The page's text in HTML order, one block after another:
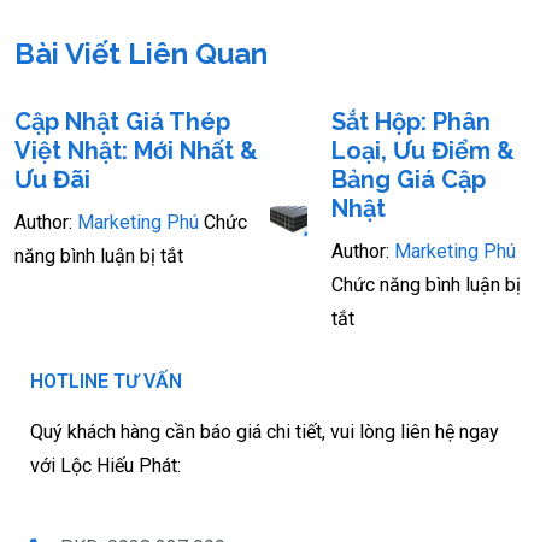
Bài Viết Liên Quan
Cập Nhật Giá Thép
Việt Nhật: Mới Nhất &
Ưu Đãi
Author: Marketing Phú Chức
năng bình luận bị tắt
Sắt Hộp: Phân
Loại, Ưu Điểm &
Bảng Giá Cập
Nhật
Author: Marketing Phú
Chức năng bình luận bị
tắt
HOTLINE TƯ VẤN
Quý khách hàng cần báo giá chi tiết, vui lòng liên hệ ngay
với Lộc Hiếu Phát: